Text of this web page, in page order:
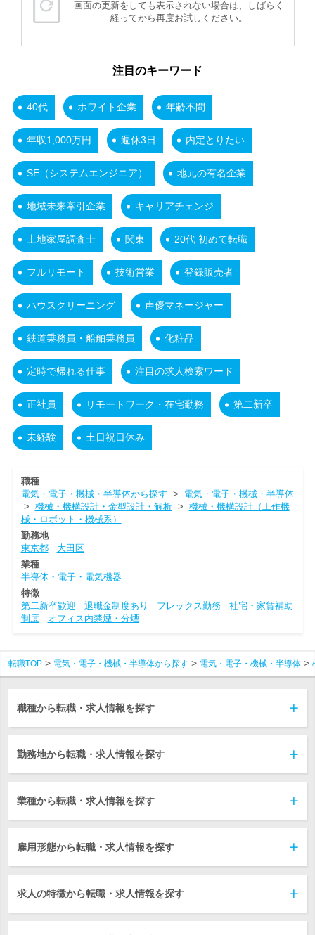
画面の更新をしても表示されない場合は、しばらく
経ってから再度お試しください。
注目のキーワード
40代 ホワイト企業 年齢不問
年収1,000万円 週休3日 内定とりたい
SE（システムエンジニア） 地元の有名企業
地域未来牽引企業 キャリアチェンジ
土地家屋調査士 関東 20代 初めて転職
フルリモート 技術営業 登録販売者
ハウスクリーニング 声優マネージャー
鉄道乗務員・船舶乗務員 化粧品
定時で帰れる仕事 注目の求人検索ワード
正社員 リモートワーク・在宅勤務 第二新卒
未経験 土日祝日休み
職種
電気・電子・機械・半導体から探す > 電気・電子・機械・半導体
> 機械・機構設計・金型設計・解析> 機械・機構設計（工作機
械・ロボット・機械系）
勤務地
東京都
大田区
業種
半導体・電子・電気機器
特徴
第二新卒歓迎
退職金制度あり フレックス勤務
社宅・家賃補助
制度
オフィス内禁煙・分煙
転職TOP 電気・電子・機械・半導体から探す 電気・電子・機械・半導体
職種から転職・求人情報を探す
勤務地から転職・求人情報を探す
業種から転職・求人情報を探す
雇用形態から転職・求人情報を探す
求人の特徴から転職・求人情報を探す